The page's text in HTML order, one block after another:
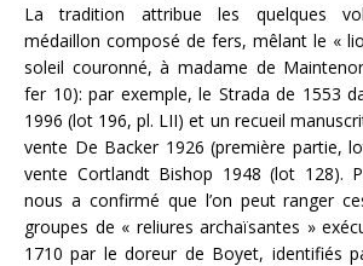
La tradition attribue les quelques
médaillon composé de fers, mêlant le «
soleil couronné, à madame de
fer 10): par exemple, le Strada de 1553
1996 (lot 196, pl. LII) et un recueil
vente De Backer 1926 (première partie,
vente Cortlandt Bishop 1948 (lot 128).
nous a confirmé que l’on peut ranger
groupes de « reliures archaïsantes »
1710 par le doreur de Boyet, identifiés